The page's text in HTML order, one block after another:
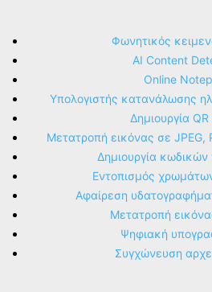
Φωνητικός
AI Content
Online
Υπολογιστής κατανάλωσης
Δημιουργία
Μετατροπή εικόνας σε JPEG,
Δημιουργία
Εντοπισμός
Αφαίρεση
Μετατροπή
Ψηφιακή
Συγχώνευση